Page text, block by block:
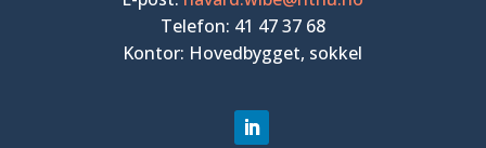
Telefon: 41 47 37 68
Kontor: Hovedbygget, sokkel